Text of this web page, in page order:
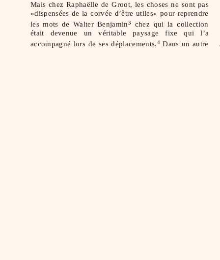
Mais chez Raphaëlle de Groot, les choses ne sont pas
«dispensées de la corvée d’être utiles» pour reprendre
les mots de Walter Benjamin3
chez qui la collection
était devenue un véritable paysage fixe qui l’a
accompagné lors de ses déplacements.4 Dans un autre